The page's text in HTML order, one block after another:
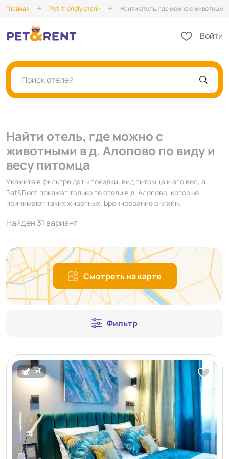
Главная Pet-friendly отели Найти отель, где можно с животными
Войти
Поиск отелей
Найти отель, где можно с
животными в д. Алопово по виду и
весу питомца
Укажите в фильтре даты поездки, вид питомца и его вес, а
Pet&Rent покажет только те отели в д. Алопово, которые
принимают таких животных. Бронирование онлайн.
Найден 31 вариант
Смотреть на карте
Фильтр